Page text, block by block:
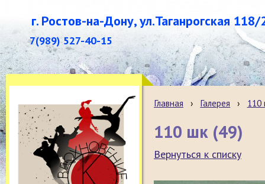
г. Ростов-на-Дону, ул.Таганрогская 118/
7(989) 527-40-15
Главная › Галерея › 110
110 шк (49)
Вернуться к списку